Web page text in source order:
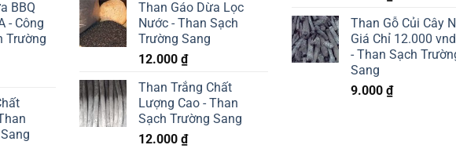
BBQ
- Công
Trường
Than Gáo Dừa Lọc
Nước - Than Sạch
Trường Sang
12.000 ₫
Than Trắng Chất
Lượng Cao - Than
Sạch Trường Sang
12.000 ₫
Than Gỗ Củi Cây
Giá Chỉ 12.000
- Than Sạch
Sang
9.000 ₫